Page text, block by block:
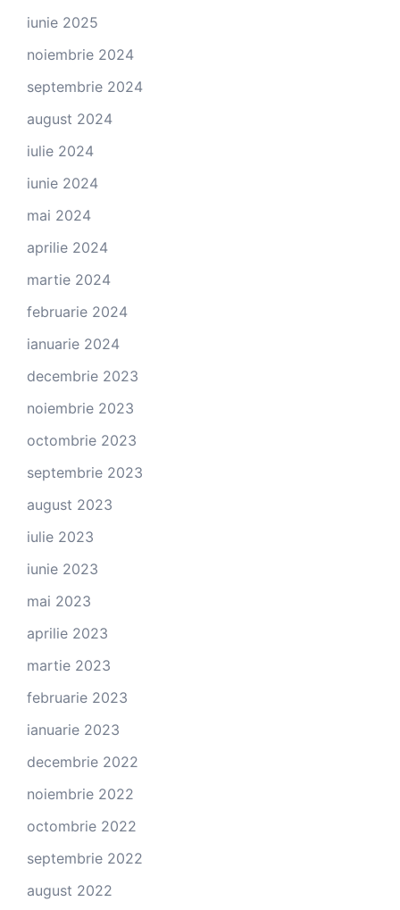
iunie 2025
noiembrie 2024
septembrie 2024
august 2024
iulie 2024
iunie 2024
mai 2024
aprilie 2024
martie 2024
februarie 2024
ianuarie 2024
decembrie 2023
noiembrie 2023
octombrie 2023
septembrie 2023
august 2023
iulie 2023
iunie 2023
mai 2023
aprilie 2023
martie 2023
februarie 2023
ianuarie 2023
decembrie 2022
noiembrie 2022
octombrie 2022
septembrie 2022
august 2022